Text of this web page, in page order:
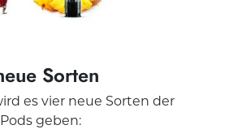
Sorten
es vier neue Sorten der
geben: